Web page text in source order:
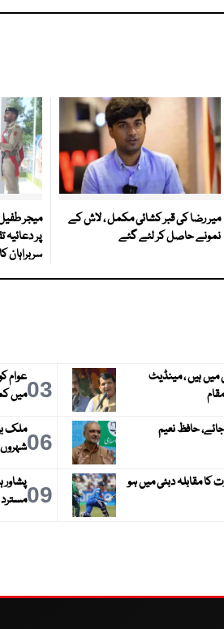
میر رضا کی قبر کشائی مکمل ، لاش کے
نمونے حاصل کر لئے گئے
پر
سربراہان
ہیں ، مینڈیٹ
03عوام
میں
کی جائے، حافظ نعیم
06ملک
شہروں میں 20 کلو
اور بھارت کا مقابلہ دبئی میں ہو
09